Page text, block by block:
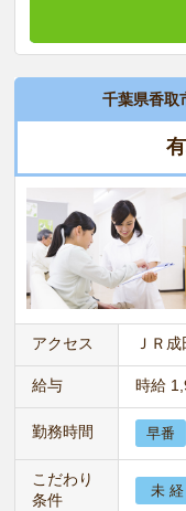
千葉県香取
アクセス ＪＲ
給与 時給
勤務時間 早番
こだわり
条件
未